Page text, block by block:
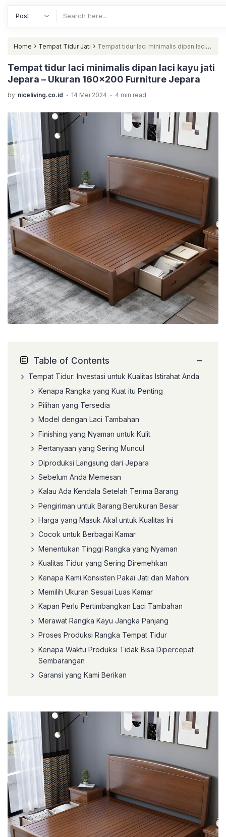
Home › Tempat Tidur Jati › Tempat tidur laci minimalis dipan laci
kayu jati Jepara – Ukuran 160×200 Furniture Jepara
Tempat tidur laci minimalis dipan laci kayu jati
Jepara – Ukuran 160×200 Furniture Jepara
by niceliving.co.id . 14 Mei 2024 . 4 min read
Table of Contents −
Tempat Tidur: Investasi untuk Kualitas Istirahat Anda
Kenapa Rangka yang Kuat itu Penting
Pilihan yang Tersedia
Model dengan Laci Tambahan
Finishing yang Nyaman untuk Kulit
Pertanyaan yang Sering Muncul
Diproduksi Langsung dari Jepara
Sebelum Anda Memesan
Kalau Ada Kendala Setelah Terima Barang
Pengiriman untuk Barang Berukuran Besar
Harga yang Masuk Akal untuk Kualitas Ini
Cocok untuk Berbagai Kamar
Menentukan Tinggi Rangka yang Nyaman
Kualitas Tidur yang Sering Diremehkan
Kenapa Kami Konsisten Pakai Jati dan Mahoni
Memilih Ukuran Sesuai Luas Kamar
Kapan Perlu Pertimbangkan Laci Tambahan
Merawat Rangka Kayu Jangka Panjang
Proses Produksi Rangka Tempat Tidur
Kenapa Waktu Produksi Tidak Bisa Dipercepat
Sembarangan
Garansi yang Kami Berikan